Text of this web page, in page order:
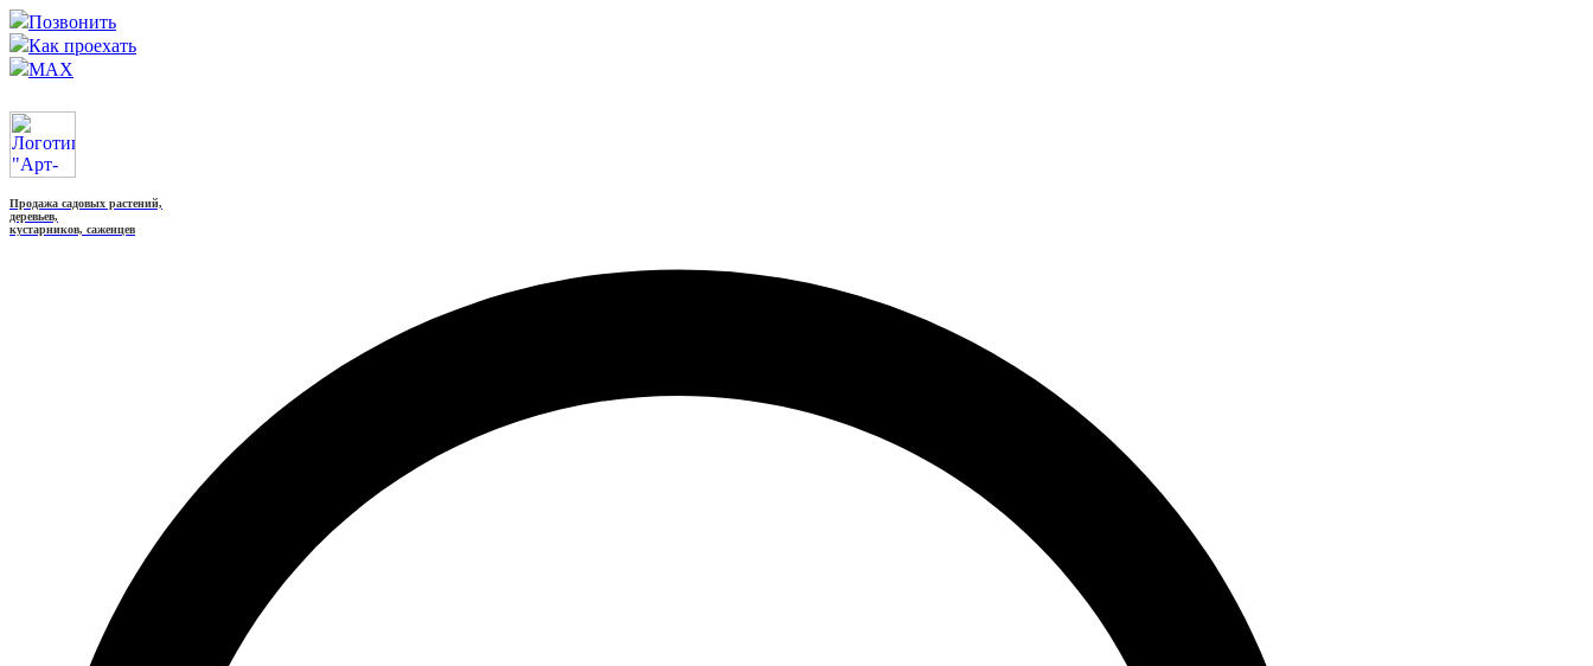
Позвонить
Как проехать
MAX
Продажа садовых растений,
деревьев,
кустарников, саженцев